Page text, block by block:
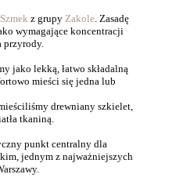
z grupy Zakole . Zasadę
wymagające koncentracji
przyrody.
jako lekką, łatwo składalną
mieści się jedna lub
drewniany szkielet,
tkaniną.
punkt centralny dla
jednym z najważniejszych